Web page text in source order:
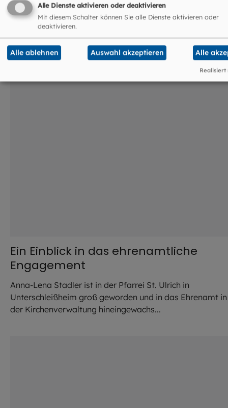
Das könnte Sie auch
interessieren
© Andreas Pollok / EOM
Ein Einblick in das ehrenamtliche
Engagement
Anna-Lena Stadler ist in der Pfarrei St. Ulrich in
Unterschleißheim groß geworden und in das Ehrenamt in
der Kirchenverwaltung hineingewachs...
Alle Dienste aktivieren oder deaktivieren
Mit diesem Schalter können Sie alle Dienste aktivieren oder
deaktivieren.
Alle ablehnen Auswahl akzeptieren Alle
Realisiert